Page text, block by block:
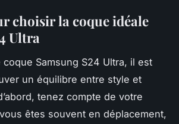
choisir la coque idéale
Ultra
Samsung S24 Ultra, il est
un équilibre entre style et
tenez compte de votre
êtes souvent en déplacement,